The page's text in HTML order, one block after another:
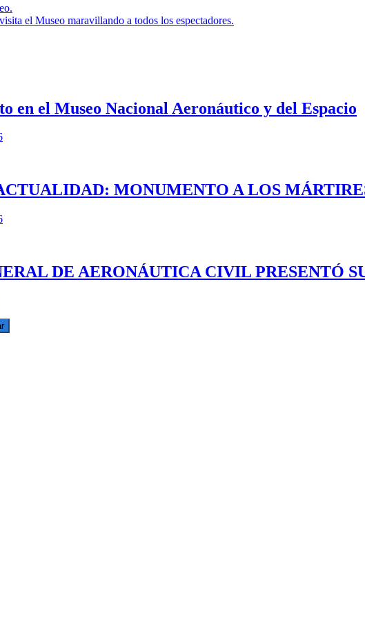
el Museo maravillando a todos los espectadores.
en el Museo Nacional Aeronáutico y del Espacio
MONUMENTO A LOS
DE AERONÁUTICA CIVIL PRESENTÓ